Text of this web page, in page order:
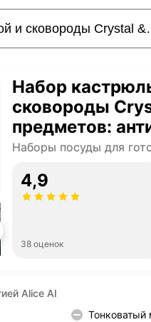
Набор
сковороды
предметов:
каменное
Наборы посуды для
4,9
38 оценок
Alice AI
Тонковатый